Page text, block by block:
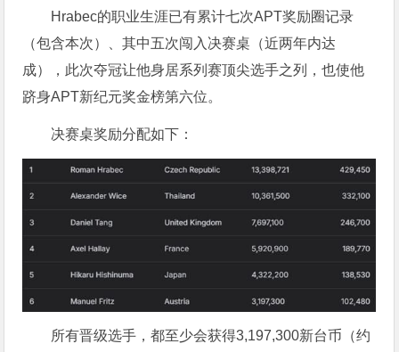
Hrabec的职业生涯已有累计七次APT奖励圈记录
（包含本次）、其中五次闯入决赛桌（近两年内达
成），此次夺冠让他身居系列赛顶尖选手之列，也使他
跻身APT新纪元奖金榜第六位。
决赛桌奖励分配如下：
所有晋级选手，都至少会获得3,197,300新台币（约